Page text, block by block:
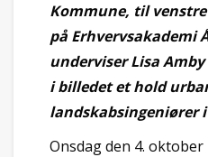
Kommune, til
på Erhvervsakademi
underviser Lisa
i billedet et hold
landskabsingeniører
Onsdag den 4.